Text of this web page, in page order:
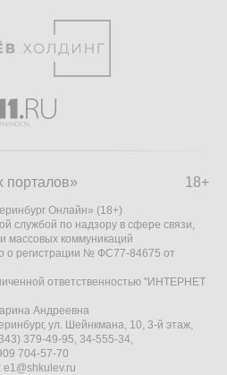
18+
порталов»
Онлайн» (18+)
службой по надзору в сфере связи,
массовых коммуникаций
о регистрации № ФС77-84675 от
ответственностью "ИНТЕРНЕТ
Андреевна
ул. Шейнкмана, 10, 3-й этаж,
379-49-95, 34-555-34,
704-57-70
e1@shkulev.ru